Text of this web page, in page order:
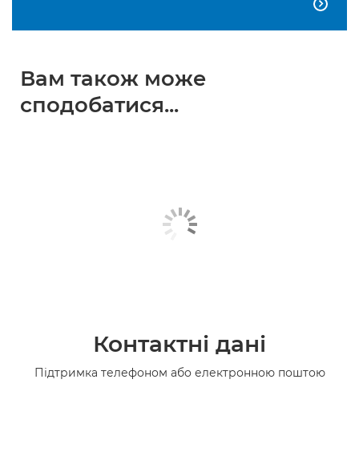

Вам також може
сподобатися...
Контактні дані
Підтримка телефоном або електронною поштою